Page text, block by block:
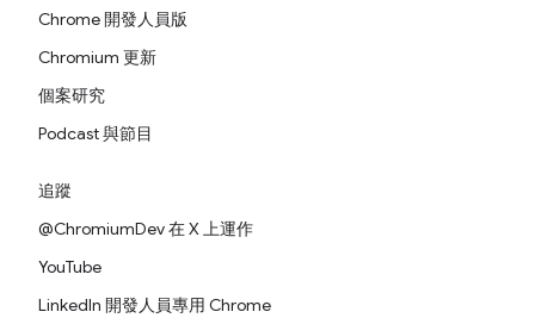
Chrome 開發人員版
Chromium 更新
個案研究
Podcast 與節目
追蹤
@ChromiumDev 在 X 上運作
YouTube
LinkedIn 開發人員專用 Chrome